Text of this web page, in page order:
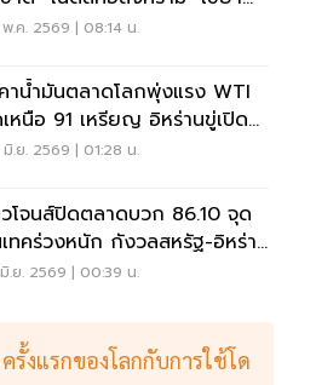
นโลก
.ค. 2569 | 08:14 น.
าน้ำมันตลาดโลกพุ่งแรง WTI
หนือ 91 เหรียญ อิหร่านขู่เปิด
โจมตีรอบใหม่
.ย. 2569 | 01:28 น.
โจนส์ปิดตลาดบวก 86.10 จุด
ทคร่วงหนัก กังวลสหรัฐ-อิหร่าน
รอบใหม่
.ย. 2569 | 00:39 น.
รั้งแรกของโลกกับการใช้โด